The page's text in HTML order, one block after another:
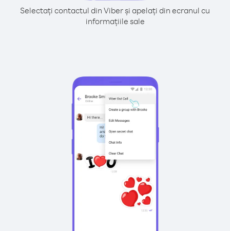
Selectați contactul din Viber și apelați din ecranul cu
informațiile sale